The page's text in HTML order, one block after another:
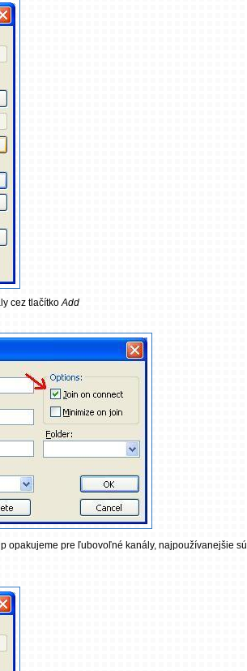
cez tlačítkoAdd
opakujeme pre ľubovoľné kanály, najpoužívanejšie sú